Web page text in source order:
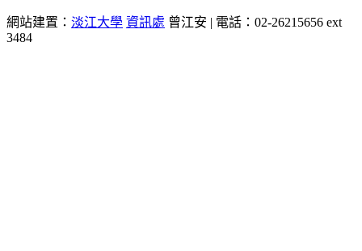
網站建置： 淡江大學 資訊處 曾江安 | 電話：02-26215656 ext
3484